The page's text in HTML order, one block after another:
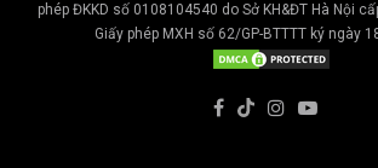
phép ĐKKD số 0108104540 do Sở KH&ĐT Hà Nội
Giấy phép MXH số 62/GP-BTTTT ký ngày